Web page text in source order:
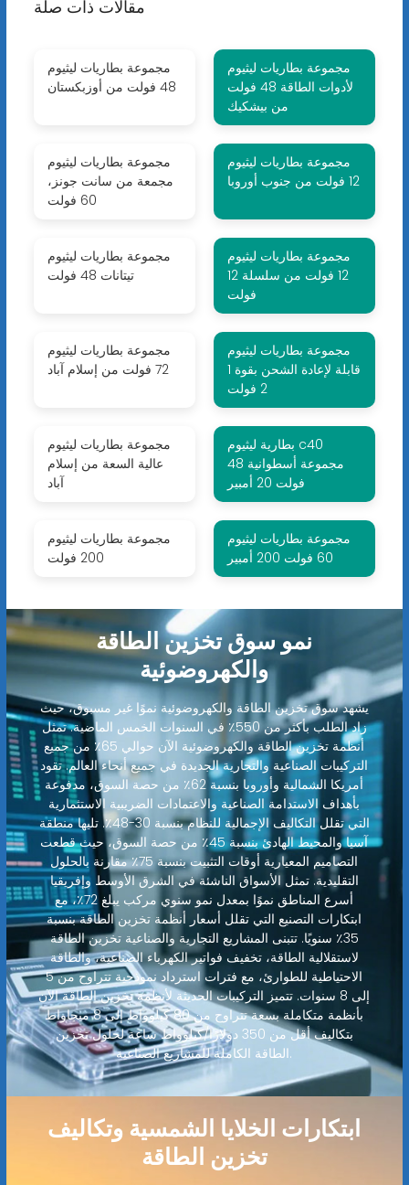
مقالات ذات صلة
مجموعة بطاريات ليثيوم
48 فولت من أوزبكستان
مجموعة بطاريات ليثيوم
لأدوات الطاقة 48 فولت
من بيشكيك
مجموعة بطاريات ليثيوم
مجمعة من سانت جونز،
60 فولت
مجموعة بطاريات ليثيوم
12 فولت من جنوب أوروبا
مجموعة بطاريات ليثيوم
تيتانات 48 فولت
مجموعة بطاريات ليثيوم
12 فولت من سلسلة 12
فولت
مجموعة بطاريات ليثيوم
72 فولت من إسلام آباد
مجموعة بطاريات ليثيوم
قابلة لإعادة الشحن بقوة 1
2 فولت
مجموعة بطاريات ليثيوم
عالية السعة من إسلام
آباد
بطارية ليثيوم c40
مجموعة أسطوانية 48
فولت 20 أمبير
مجموعة بطاريات ليثيوم
200 فولت
مجموعة بطاريات ليثيوم
60 فولت 200 أمبير
نمو سوق تخزين الطاقة
والكهروضوئية
يشهد سوق تخزين الطاقة والكهروضوئية نموًا غير مسبوق، حيث
زاد الطلب بأكثر من 550٪ في السنوات الخمس الماضية. تمثل
أنظمة تخزين الطاقة والكهروضوئية الآن حوالي 65٪ من جميع
التركيبات الصناعية والتجارية الجديدة في جميع أنحاء العالم. تقود
أمريكا الشمالية وأوروبا بنسبة 62٪ من حصة السوق، مدفوعة
بأهداف الاستدامة الصناعية والاعتمادات الضريبية الاستثمارية
التي تقلل التكاليف الإجمالية للنظام بنسبة 30-48٪. تليها منطقة
آسيا والمحيط الهادئ بنسبة 45٪ من حصة السوق، حيث قطعت
التصاميم المعيارية أوقات التثبيت بنسبة 75٪ مقارنة بالحلول
التقليدية. تمثل الأسواق الناشئة في الشرق الأوسط وإفريقيا
أسرع المناطق نموًا بمعدل نمو سنوي مركب يبلغ 72٪، مع
ابتكارات التصنيع التي تقلل أسعار أنظمة تخزين الطاقة بنسبة
35٪ سنويًا. تتبنى المشاريع التجارية والصناعية تخزين الطاقة
لاستقلالية الطاقة، تخفيف فواتير الكهرباء الصناعية، والطاقة
الاحتياطية للطوارئ، مع فترات استرداد نموذجية تتراوح من 5
إلى 8 سنوات. تتميز التركيبات الحديثة لأنظمة تخزين الطاقة الآن
بأنظمة متكاملة بسعة تتراوح من 80 كيلوواط إلى 8 ميجاواط
بتكاليف أقل من 350 دولارًا/كيلوواط ساعة لحلول تخزين
الطاقة الكاملة للمشاريع الصناعية.
ابتكارات الخلايا الشمسية وتكاليف
تخزين الطاقة